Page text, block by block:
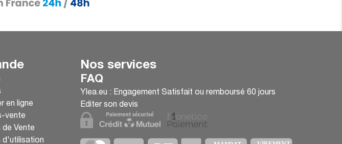
en ligne
vente
de Vente
d'utilisation
Nos services
FAQ
Ylea.eu : Engagement Satisfait ou remboursé 60 jours
Editer son devis